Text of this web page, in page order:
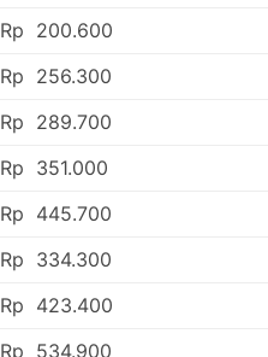
Rp 200.600
Rp 256.300
Rp 289.700
Rp 351.000
Rp 445.700
Rp 334.300
Rp 423.400
Rp 534.900